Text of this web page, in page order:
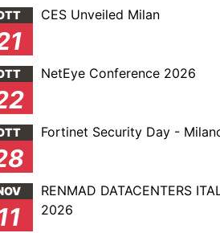
CES Unveiled Milan
NetEye Conference 2026
Fortinet Security Day -
RENMAD DATACENTERS
2026